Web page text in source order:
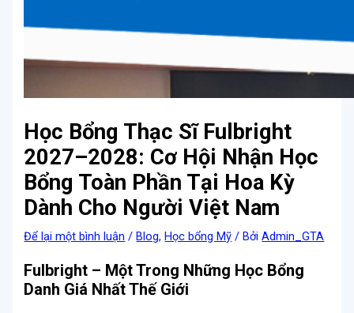
Học Bổng Thạc Sĩ Fulbright
2027–2028: Cơ Hội Nhận Học
Bổng Toàn Phần Tại Hoa Kỳ
Dành Cho Người Việt Nam
Để lại một bình luận /Blog,Học bổng Mỹ / BởiAdmin_GTA
Fulbright – Một Trong Những Học Bổng
Danh Giá Nhất Thế Giới